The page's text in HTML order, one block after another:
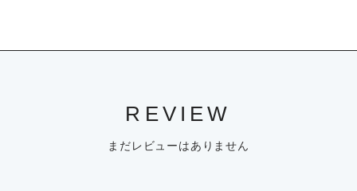
REVIEW
まだレビューはありません